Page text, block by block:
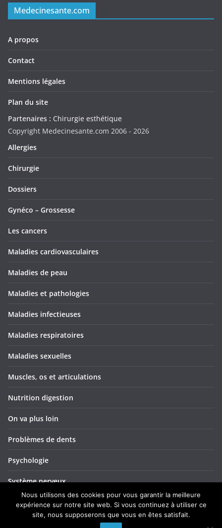
Medecinesante.com
A propos
Contact
Mentions légales
Plan du site
Partenaires : Chirurgie esthétique
Copyright Medecinesante.com 2006 - 2026
Allergies
Chirurgie
Dossiers
Gynéco – Grossesse
Les cancers
Maladies cardiovasculaires
Maladies de peau
Maladies et pathologies
Maladies infectieuses
Maladies respiratoires
Maladies sexuelles
Muscles, os et articulations
Nutrition digestion
On va plus loin
Problèmes de dents
Psychologie
Système nerveux
Troubles ORL
Nous utilisons des cookies pour vous garantir la meilleure
expérience sur notre site web. Si vous continuez à utiliser ce
site, nous supposerons que vous en êtes satisfait.